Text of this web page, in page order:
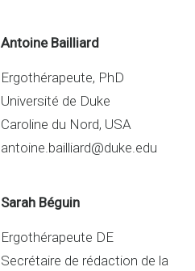
Antoine Bailliard
Ergothérapeute, PhD
Université de Duke
Caroline du Nord, USA
antoine.bailliard@duke.edu
Sarah Béguin
Ergothérapeute DE
Secrétaire de rédaction de la